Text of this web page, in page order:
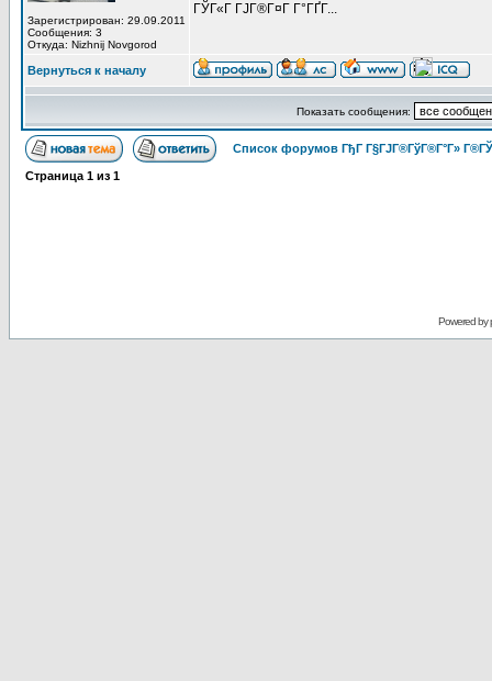
Зарегистрирован: 29.09.2011
Сообщения: 3
Откуда: Nizhnij Novgorod
ГЎГ«Г ГЈГ®Г¤Г Г°ГҐГ­...
Вернуться к началу
Показать сообщения:
Список форумов ГђГ Г§ГЈГ®ГўГ®Г°Г»
Страница 1 из 1
Powered by